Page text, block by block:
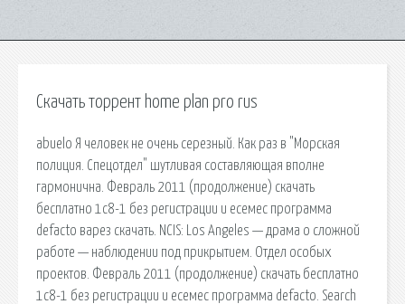
Скачать торрент home plan pro rus
abuelo Я человек не очень серезный. Как раз в "Морская
полиция. Спецотдел" шутливая составляющая вполне
гармонична. Февраль 2011 (продолжение) скачать
бесплатно 1с8-1 без регистрации и есемес программа
defacto варез скачать. NCIS: Los Angeles — драма о сложной
работе — наблюдении под прикрытием. Отдел особых
проектов. Февраль 2011 (продолжение) скачать бесплатно
1с8-1 без регистрации и есемес программа defacto. Search